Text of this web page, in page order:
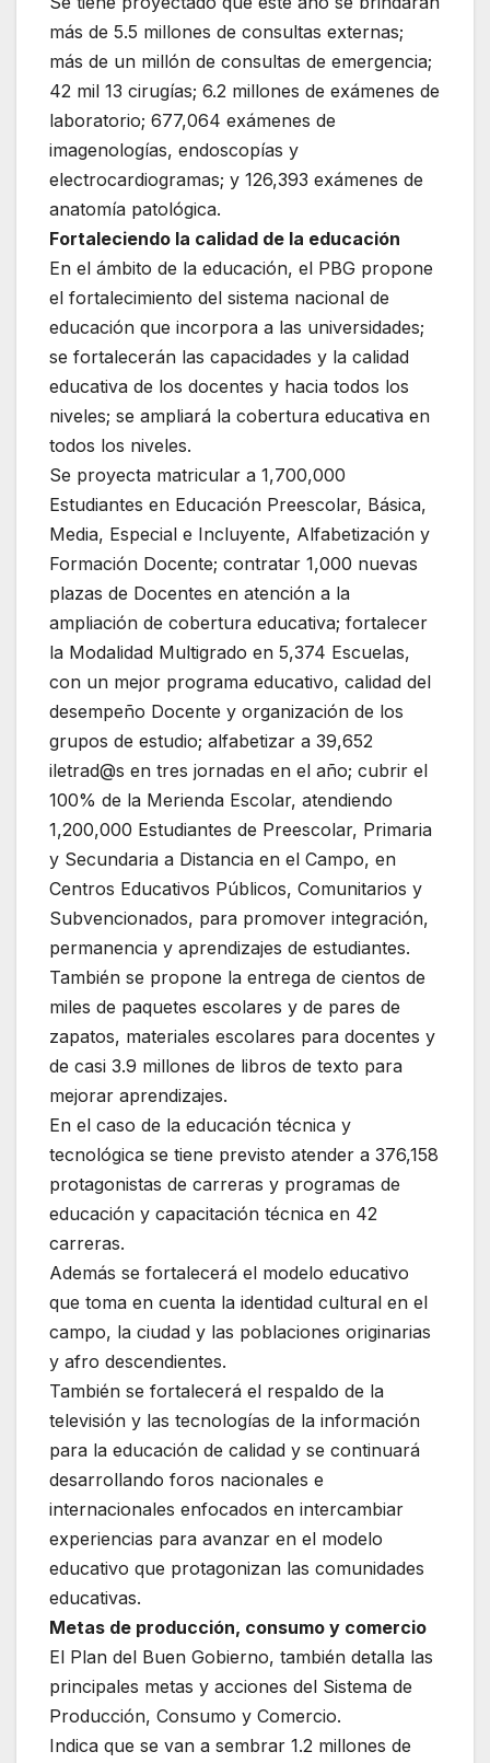
más de 5.5 millones de consultas externas;
más de un millón de consultas de emergencia;
42 mil 13 cirugías; 6.2 millones de exámenes de
laboratorio; 677,064 exámenes de
imagenologías, endoscopías y
electrocardiogramas; y 126,393 exámenes de
anatomía patológica.
Fortaleciendo la calidad de la educación
En el ámbito de la educación, el PBG propone
el fortalecimiento del sistema nacional de
educación que incorpora a las universidades;
se fortalecerán las capacidades y la calidad
educativa de los docentes y hacia todos los
niveles; se ampliará la cobertura educativa en
todos los niveles.
Se proyecta matricular a 1,700,000
Estudiantes en Educación Preescolar, Básica,
Media, Especial e Incluyente, Alfabetización y
Formación Docente; contratar 1,000 nuevas
plazas de Docentes en atención a la
ampliación de cobertura educativa; fortalecer
la Modalidad Multigrado en 5,374 Escuelas,
con un mejor programa educativo, calidad del
desempeño Docente y organización de los
grupos de estudio; alfabetizar a 39,652
iletrad@s en tres jornadas en el año; cubrir el
100% de la Merienda Escolar, atendiendo
1,200,000 Estudiantes de Preescolar, Primaria
y Secundaria a Distancia en el Campo, en
Centros Educativos Públicos, Comunitarios y
Subvencionados, para promover integración,
permanencia y aprendizajes de estudiantes.
También se propone la entrega de cientos de
miles de paquetes escolares y de pares de
zapatos, materiales escolares para docentes y
de casi 3.9 millones de libros de texto para
mejorar aprendizajes.
En el caso de la educación técnica y
tecnológica se tiene previsto atender a 376,158
protagonistas de carreras y programas de
educación y capacitación técnica en 42
carreras.
Además se fortalecerá el modelo educativo
que toma en cuenta la identidad cultural en el
campo, la ciudad y las poblaciones originarias
y afro descendientes.
También se fortalecerá el respaldo de la
televisión y las tecnologías de la información
para la educación de calidad y se continuará
desarrollando foros nacionales e
internacionales enfocados en intercambiar
experiencias para avanzar en el modelo
educativo que protagonizan las comunidades
educativas.
Metas de producción, consumo y comercio
El Plan del Buen Gobierno, también detalla las
principales metas y acciones del Sistema de
Producción, Consumo y Comercio.
Indica que se van a sembrar 1.2 millones de